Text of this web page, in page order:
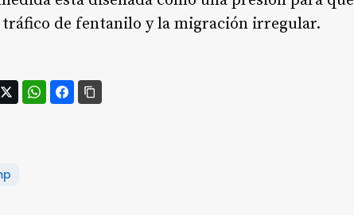
de fentanilo y la migración irregular.